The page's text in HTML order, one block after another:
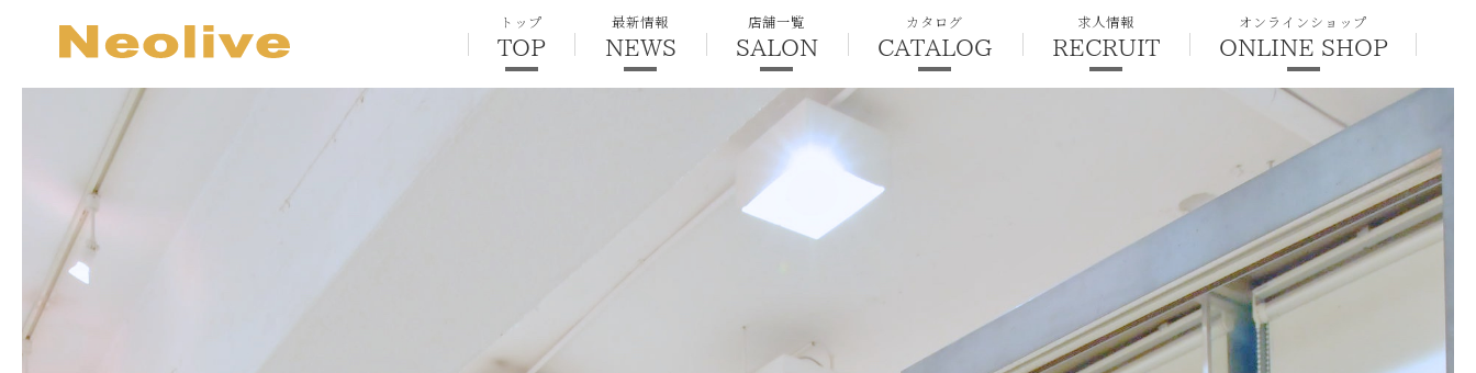
トップ
TOP
最新情報
NEWS
店舗一覧
SALON
カタログ
CATALOG
求人情報
RECRUIT
オンラインショップ
ONLINE SHOP